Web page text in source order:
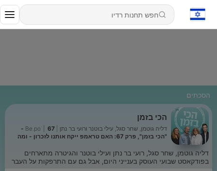
הסכתים
הכי בזמן
דליה גוטמן, שחר סגל, עילי בוטנר ורועי בר נתן | Be.po
67 -
"הכי בזמן", פרק 67: האם טראמפ ייקח אותנו לזכרון - ומה
דליה גוטמן, שחר סגל, רועי בר נתן ועילי בוטנר והגיטרה מתארחים
בפודקאסט שבועי העוסק בענייני היום, אבל גם עם התרפקות על העבר